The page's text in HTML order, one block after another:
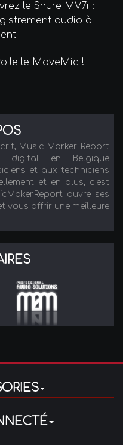
le Shure MV7i :
audio à
le MoveMic !
Music Marker Report
digital en Belgique
et aux techniciens
et en plus, c'est
ouvre ses
vous offrir une meilleure